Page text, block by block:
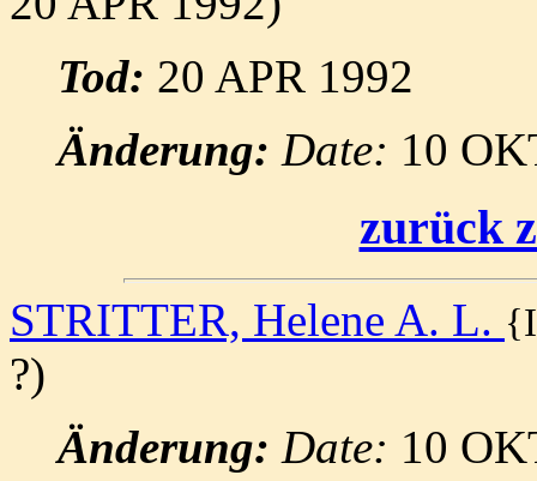
Tod: 20 APR 1992
Änderung: Date: 10
zurück
STRITTER, Helene A. L.
?)
Änderung: Date: 10